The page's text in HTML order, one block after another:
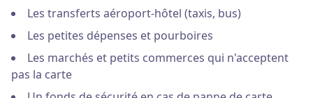
Les transferts aéroport-hôtel (taxis, bus)
Les petites dépenses et pourboires
Les marchés et petits commerces qui n'acceptent
pas la carte